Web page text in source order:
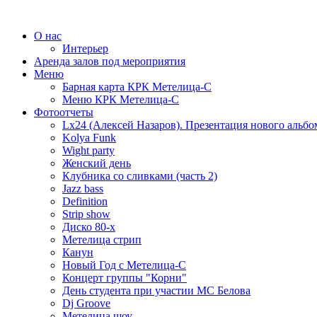
О нас
Интерьер
Аренда залов под мероприятия
Меню
Барная карта КРК Метелица-С
Меню КРК Метелица-С
Фотоотчеты
Lx24 (Алексей Назаров). Презентация нового
Kolya Funk
Wight party
Женский день
Клубника со сливками (часть 2)
Jazz bass
Definition
Strip show
Диско 80-х
Метелица стрип
Канун
Новый Год с Метелица-С
Концерт группы "Корни"
День студента при участии МС Белова
Dj Groove